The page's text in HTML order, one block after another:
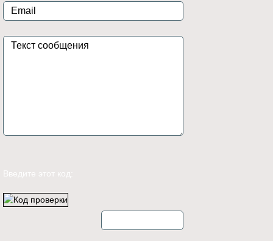
Введите этот код: